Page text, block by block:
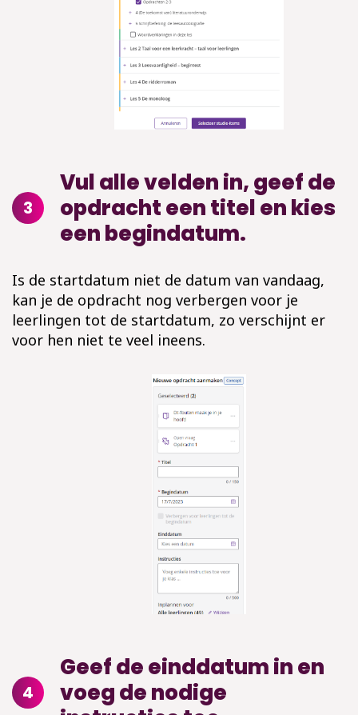
3
Vul alle velden in, geef de
opdracht een titel en kies
een begindatum.
Is de startdatum niet de datum van vandaag,
kan je de opdracht nog verbergen voor je
leerlingen tot de startdatum, zo verschijnt er
voor hen niet te veel ineens.
4
Geef de einddatum in en
voeg de nodige